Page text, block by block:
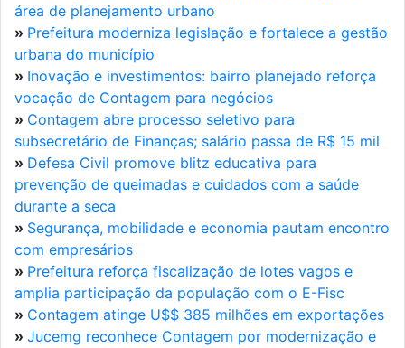
área de planejamento urbano
» Prefeitura moderniza legislação e fortalece a gestão
urbana do município
» Inovação e investimentos: bairro planejado reforça
vocação de Contagem para negócios
» Contagem abre processo seletivo para
subsecretário de Finanças; salário passa de R$ 15 mil
» Defesa Civil promove blitz educativa para
prevenção de queimadas e cuidados com a saúde
durante a seca
» Segurança, mobilidade e economia pautam encontro
com empresários
» Prefeitura reforça fiscalização de lotes vagos e
amplia participação da população com o E-Fisc
» Contagem atinge U$$ 385 milhões em exportações
» Jucemg reconhece Contagem por modernização e